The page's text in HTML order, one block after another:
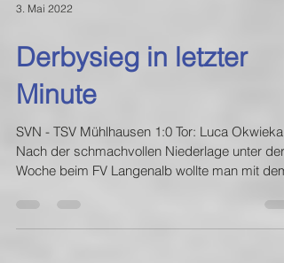
3. Mai 2022
Derbysieg in letzter
Minute
SVN - TSV Mühlhausen 1:0 Tor: Luca Okwieka
Nach der schmachvollen Niederlage unter der
Woche beim FV Langenalb